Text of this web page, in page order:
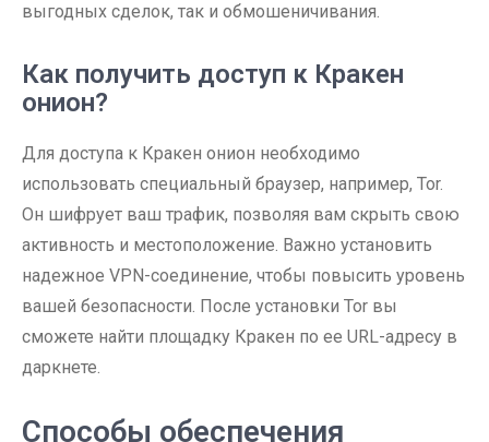
выгодных сделок, так и обмошеничивания.
Как получить доступ к Кракен
онион?
Для доступа к Кракен онион необходимо
использовать специальный браузер, например, Tor.
Он шифрует ваш трафик, позволяя вам скрыть свою
активность и местоположение. Важно установить
надежное VPN-соединение, чтобы повысить уровень
вашей безопасности. После установки Tor вы
сможете найти площадку Кракен по ее URL-адресу в
даркнете.
Способы обеспечения